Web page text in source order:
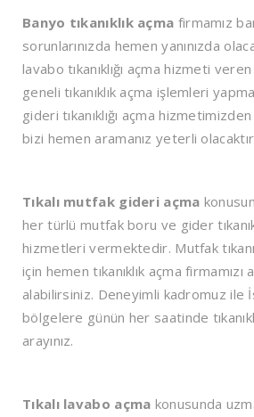
Banyo tıkanıklık açma firmamız
sorunlarınızda hemen yanınızda
lavabo tıkanıklığı açma hizmeti
geneli tıkanıklık açma işlemleri
gideri tıkanıklığı açma
bizi hemen aramanız yeterli
Tıkalı mutfak gideri açma
her türlü mutfak boru ve gider
hizmetleri vermektedir. Mutfak
için hemen tıkanıklık açma firmamızı
alabilirsiniz. Deneyimli kadromuz ile
bölgelere günün her saatinde
arayınız.
Tıkalı lavabo açma konusunda